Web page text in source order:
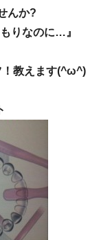
んか?
りなのに…』
！教えます(^ω^)